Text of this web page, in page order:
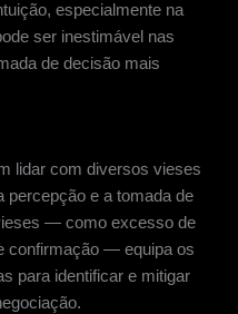
especialmente na
ser inestimável nas
de decisão mais
lidar com diversos vieses
percepção e a tomada de
— como excesso de
confirmação — equipa os
para identificar e mitigar